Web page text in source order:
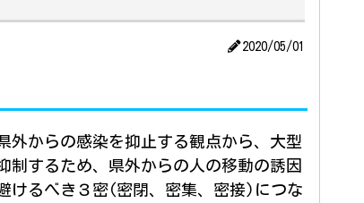
2020/05/01
外からの感染を抑止する観点から、大型
制するため、県外からの人の移動の誘因
けるべき３密(密閉、密集、密接)につな